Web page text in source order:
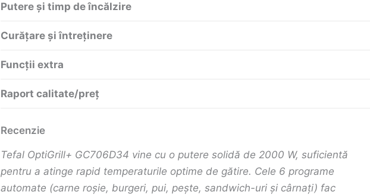
Putere și timp de încălzire
Curățare și întreținere
Funcții extra
Raport calitate/preț
Recenzie
Tefal OptiGrill+ GC706D34 vine cu o putere solidă de 2000 W, suficientă
pentru a atinge rapid temperaturile optime de gătire. Cele 6 programe
automate (carne roșie, burgeri, pui, pește, sandwich-uri și cârnați) fac